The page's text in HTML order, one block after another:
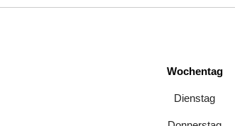
Wochentag
Dienstag